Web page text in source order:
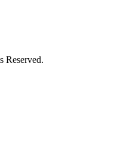
Reserved.